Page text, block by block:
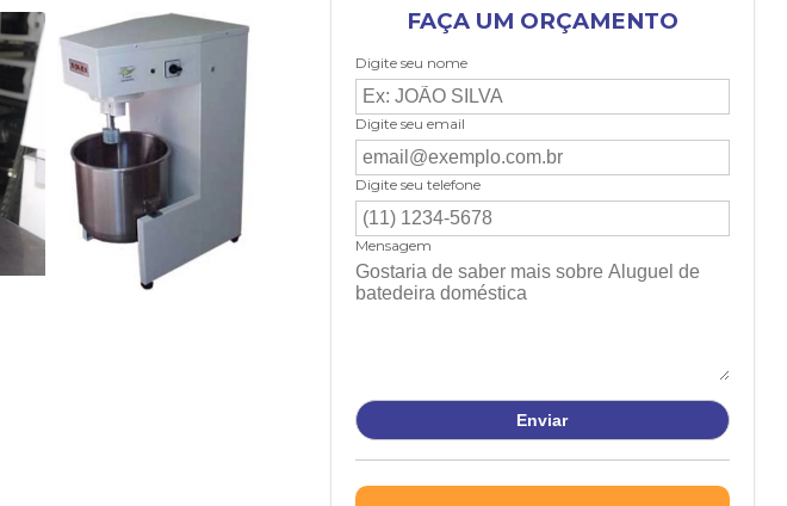
FAÇA UM ORÇAMENTO
Digite seu nome
Digite seu email
Digite seu telefone
Mensagem